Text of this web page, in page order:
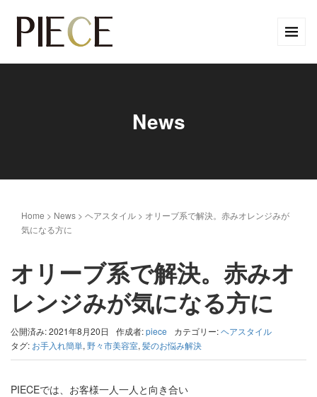
News
Home > News > ヘアスタイル > オリーブ系で解決。赤みオレンジみが
気になる方に
オリーブ系で解決。赤みオ
レンジみが気になる方に
公開済み: 2021年8月20日 作成者:piece カテゴリー:ヘアスタイル
タグ: お手入れ簡単, 野々市美容室, 髪のお悩み解決
PIECEでは、お客様一人一人と向き合い